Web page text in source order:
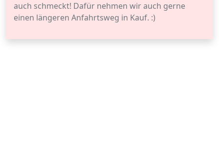
auch schmeckt! Dafür nehmen wir auch gerne
einen längeren Anfahrtsweg in Kauf. :)